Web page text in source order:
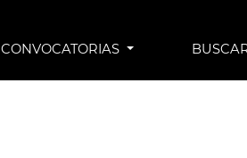
CONVOCATORIAS